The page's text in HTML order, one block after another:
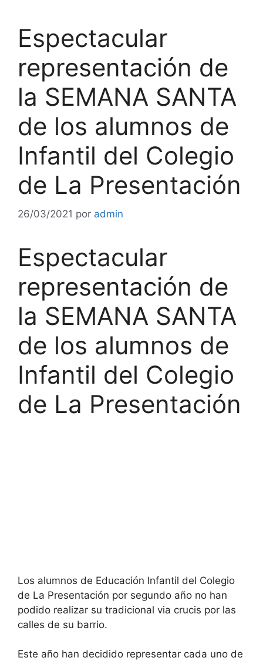
Espectacular
representación de
la SEMANA SANTA
de los alumnos de
Infantil del Colegio
de La Presentación
26/03/2021 por admin
Espectacular
representación de
la SEMANA SANTA
de los alumnos de
Infantil del Colegio
de La Presentación
Los alumnos de Educación Infantil del Colegio
de La Presentación por segundo año no han
podido realizar su tradicional via crucis por las
calles de su barrio.
Este año han decidido representar cada uno de